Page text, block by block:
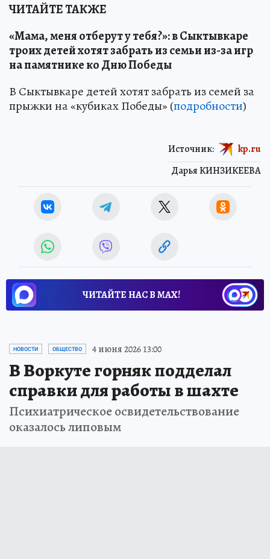
ЧИТАЙТЕ ТАКЖЕ
«Мама, меня отберут у тебя?»: в Сыктывкаре
троих детей хотят забрать из семьи из-за игр
на памятнике ко Дню Победы
В Сыктывкаре детей хотят забрать из семей за
прыжки на «кубиках Победы» (подробности)
Дарья КИНЗИКЕЕВА
Источник: kp.ru
ЧИТАЙТЕ НАС В МАХ!
НОВОСТИ ОБЩЕСТВО 4 июня 2026 13:00
В Воркуте горняк подделал
справки для работы в шахте
Психиатрическое освидетельствование
оказалось липовым